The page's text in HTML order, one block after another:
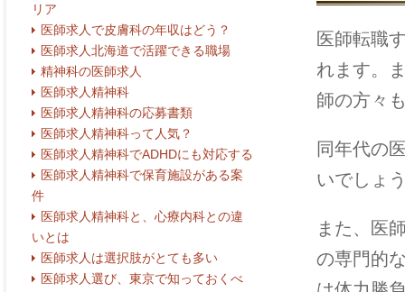
リア
医師求人で皮膚科の年収はどう？
医師求人北海道で活躍できる職場
精神科の医師求人
医師求人精神科
医師求人精神科の応募書類
医師求人精神科って人気？
医師求人精神科でADHDにも対応する
医師求人精神科で保育施設がある案
件
医師求人精神科と、心療内科との違
いとは
医師求人は選択肢がとても多い
医師求人選び、東京で知っておくべ
医師転職
れます。
師の方々
同年代の
いでしょ
また、医
の専門的